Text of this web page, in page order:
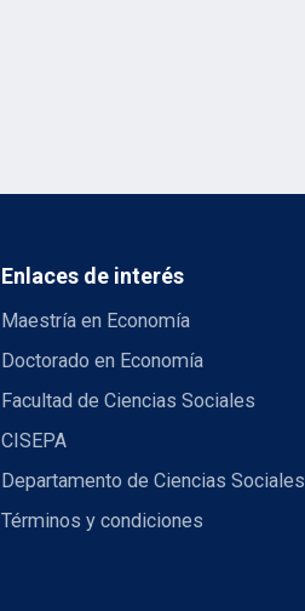
Enlaces de interés
Maestría en Economía
Doctorado en Economía
Facultad de Ciencias Sociales
CISEPA
Departamento de Ciencias Sociales
Términos y condiciones